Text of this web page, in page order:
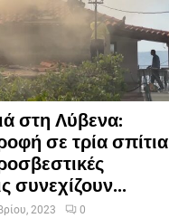
στη Λύβενα:
σε τρία σπίτια
συνεχίζουν...
2023 0